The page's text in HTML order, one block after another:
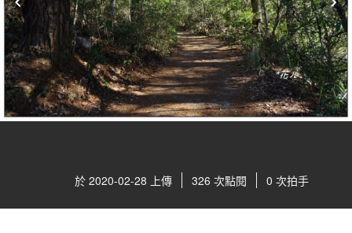
於 2020-02-28 上傳 326 次點閱 0 次拍手